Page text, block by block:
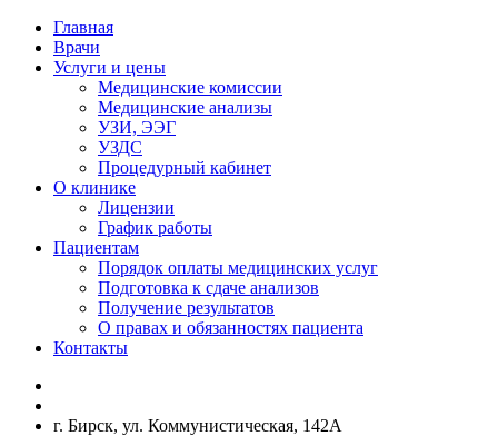
Главная
Врачи
Услуги и цены
Медицинские комиссии
Медицинские анализы
УЗИ, ЭЭГ
УЗДС
Процедурный кабинет
О клинике
Лицензии
График работы
Пациентам
Порядок оплаты медицинских услуг
Подготовка к сдаче анализов
Получение результатов
О правах и обязанностях пациента
Контакты
г. Бирск, ул. Коммунистическая, 142А